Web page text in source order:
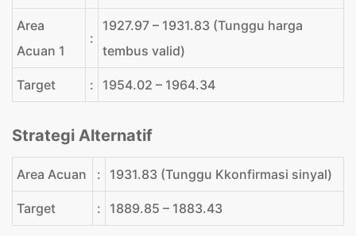
Area
Acuan 1
:
1927.97 – 1931.83 (Tunggu harga
tembus valid)
Target : 1954.02 – 1964.34
Strategi Alternatif
Area Acuan : 1931.83 (Tunggu Kkonfirmasi sinyal)
Target : 1889.85 – 1883.43